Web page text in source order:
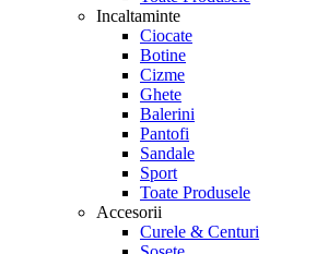
Incaltaminte
Ciocate
Botine
Cizme
Ghete
Balerini
Pantofi
Sandale
Sport
Toate Produsele
Accesorii
Curele & Centuri